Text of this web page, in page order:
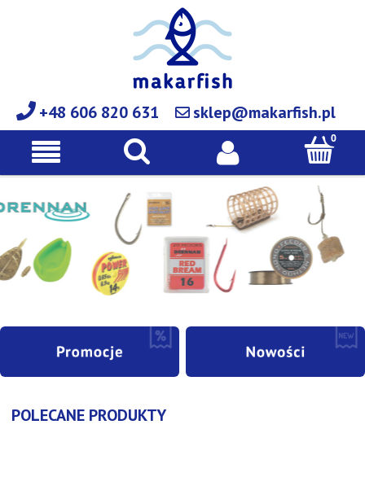
+48 606 820 631 sklep@makarfish.pl
POLECANE PRODUKTY